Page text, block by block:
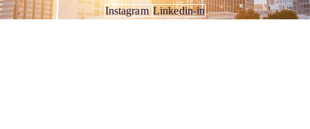
Instagram Linkedin-in